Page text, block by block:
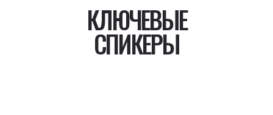
КЛЮЧЕВЫЕ
СПИКЕРЫ